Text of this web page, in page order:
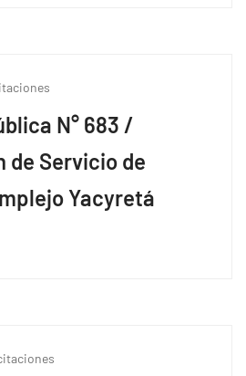
N° 683 /
de Servicio de
Yacyretá